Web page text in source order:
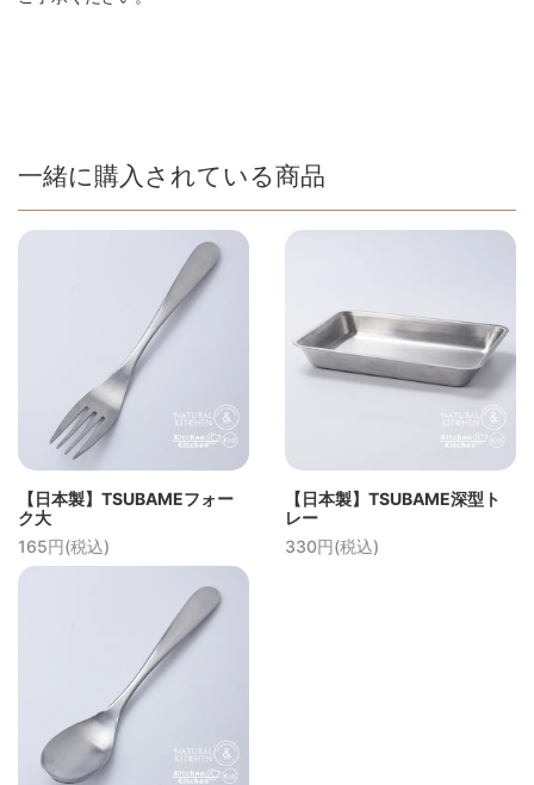
一緒に購入されている商品
【日本製】TSUBAMEフォー
ク大
165円(税込)
【日本製】TSUBAME深型ト
レー
330円(税込)